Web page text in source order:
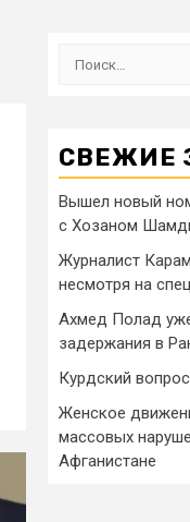
СВЕЖИЕ
Вышел новый
с Хозаном
Журналист
несмотря на
Ахмед Полад
задержания в
Курдский
Женское
массовых
Афганистане